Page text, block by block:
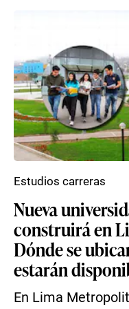
Nueva
construirá en
Dónde se
estarán
En Lima
Estudios carreras